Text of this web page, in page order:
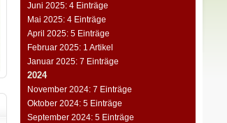
Juni 2025: 4 Einträge
Mai 2025: 4 Einträge
April 2025: 5 Einträge
Februar 2025: 1 Artikel
Januar 2025: 7 Einträge
2024
November 2024: 7 Einträge
Oktober 2024: 5 Einträge
September 2024: 5 Einträge